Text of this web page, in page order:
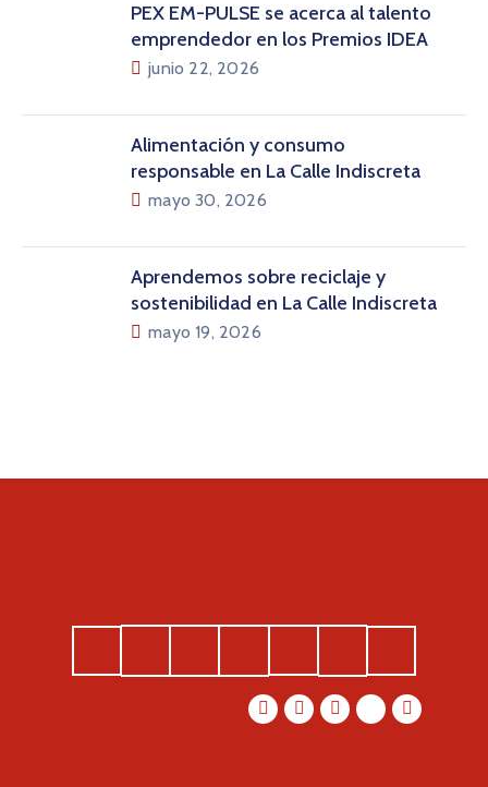
PEX EM-PULSE se acerca al talento
emprendedor en los Premios IDEA
junio 22, 2026
Alimentación y consumo
responsable en La Calle Indiscreta
mayo 30, 2026
Aprendemos sobre reciclaje y
sostenibilidad en La Calle Indiscreta
mayo 19, 2026